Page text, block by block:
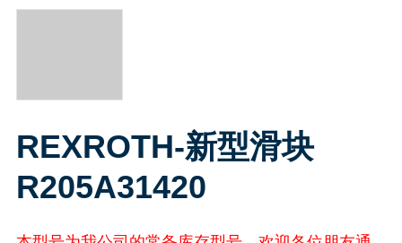
REXROTH-新型滑块
R205A31420